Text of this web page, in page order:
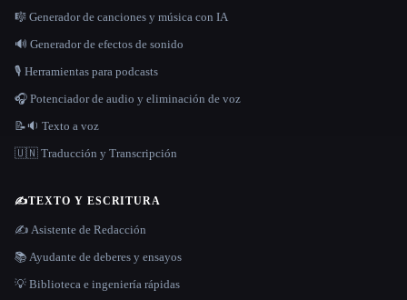
🎼 Generador de canciones y música con IA
🔊 Generador de efectos de sonido
🎙️ Herramientas para podcasts
🎧 Potenciador de audio y eliminación de voz
📝🔉 Texto a voz
🇺🇳 Traducción y Transcripción
✍️TEXTO Y ESCRITURA
✍️ Asistente de Redacción
📚 Ayudante de deberes y ensayos
💡 Biblioteca e ingeniería rápidas